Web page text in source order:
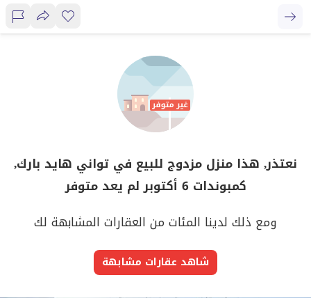
نعتذر, هذا منزل مزدوج للبيع في تواني هايد بارك,
كمبوندات 6 أكتوبر لم يعد متوفر
ومع ذلك لدينا المئات من العقارات المشابهة لك
شاهد عقارات مشابهة